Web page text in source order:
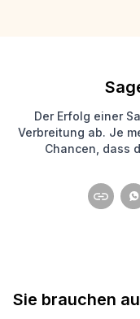
Der Erfolg einer
Verbreitung ab. Je
Chancen, dass
Sie brauchen